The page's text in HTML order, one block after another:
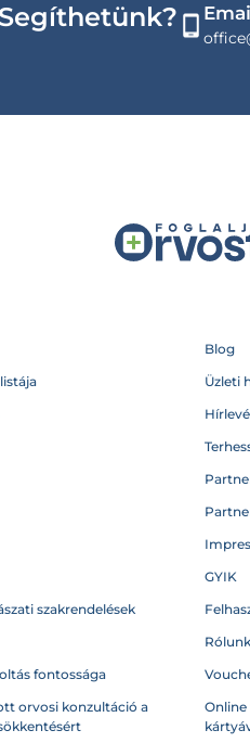
Segíthetünk?
szakrendelések
fontossága
orvosi konzultáció a
Blog
Üzleti
GYIK
Online